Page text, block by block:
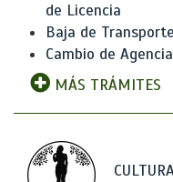
de Licencia
Baja de
Cambio de
MÁS TRÁMITES